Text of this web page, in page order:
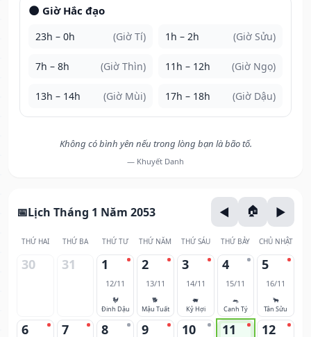
🌑 Giờ Hắc đạo
23h – 0h (Giờ Tí) 1h – 2h (Giờ Sửu)
7h – 8h (Giờ Thìn) 11h – 12h (Giờ Ngọ)
13h – 14h (Giờ Mùi) 17h – 18h (Giờ Dậu)
Không có bình yên nếu trong lòng bạn là bão tố.
— Khuyết Danh
Lịch Tháng 1 Năm 2053
THỨ HAI THỨ BA THỨ TƯ THỨ NĂM THỨ SÁU THỨ BẢY CHỦ NHẬT
30 31 1
12/11
🐓
Đinh Dậu
2
13/11
🐕
Mậu Tuất
3
14/11
🐖
Kỷ Hợi
4
15/11
🐀
Canh Tý
5
16/11
🐂
Tân Sửu
6 7 8 9 10 11 12